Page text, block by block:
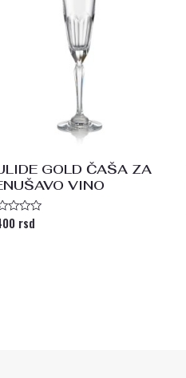
GOLD ČAŠA ZA
VINO
rsd